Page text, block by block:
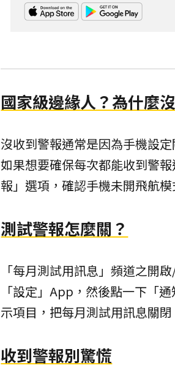
國家級邊緣人？為什麼
沒收到警報通常是因為手機設
如果想要確保每次都能收到警
報」選項，確認手機未開飛航模
測試警報怎麼關？
「每月測試用訊息」頻道之開
「設定」App，然後點一下「
示項目，把每月測試用訊息關
收到警報別驚慌